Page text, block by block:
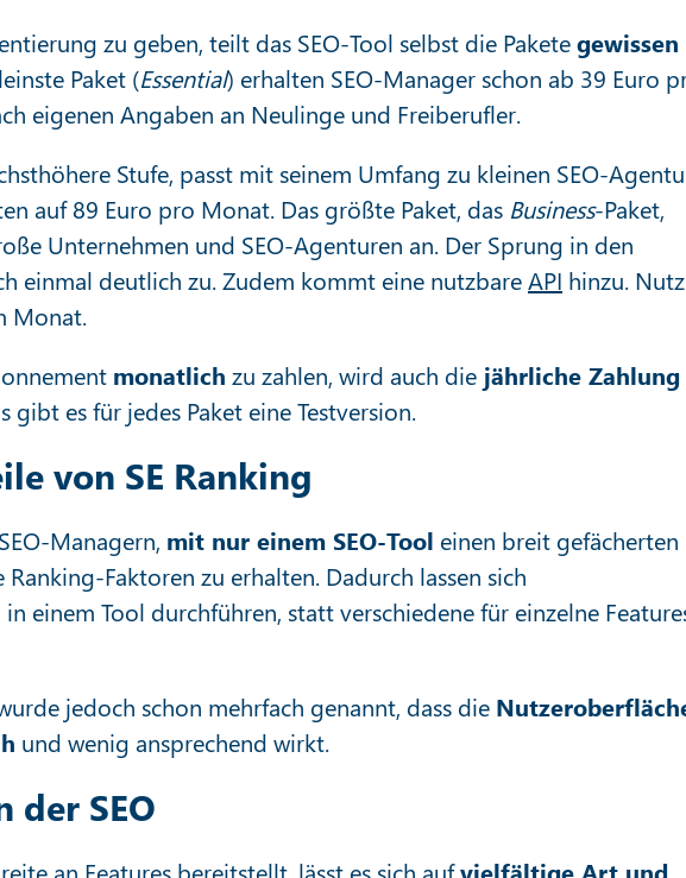
zu geben, teilt das SEO-Tool selbst die Paketegewissen
Paket (Essential) erhalten SEO-Manager schon ab 39 Euro
eigenen Angaben an Neulinge und Freiberufler.
Stufe, passt mit seinem Umfang zu kleinen SEO-
auf 89 Euro pro Monat. Das größte Paket, das Business-Paket,
Unternehmen und SEO-Agenturen an. Der Sprung in den
einmal deutlich zu. Zudem kommt eine nutzbareAPI hinzu.
Monat.
monatlich zu zahlen, wird auch die jährliche Zahlung
gibt es für jedes Paket eine Testversion.
von SE Ranking
Managern, mit nur einem SEO-Tool einen breit gefächerten
Faktoren zu erhalten. Dadurch lassen sich
einem Tool durchführen, statt verschiedene für einzelne
jedoch schon mehrfach genannt, dass die
und wenig ansprechend wirkt.
SEO
an Features bereitstellt, lässt es sich aufvielfältige Art und